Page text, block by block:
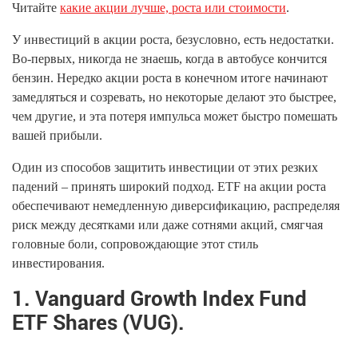
Читайте какие акции лучше, роста или стоимости.
У инвестиций в акции роста, безусловно, есть недостатки.
Во-первых, никогда не знаешь, когда в автобусе кончится
бензин. Нередко акции роста в конечном итоге начинают
замедляться и созревать, но некоторые делают это быстрее,
чем другие, и эта потеря импульса может быстро помешать
вашей прибыли.
Один из способов защитить инвестиции от этих резких
падений – принять широкий подход. ETF на акции роста
обеспечивают немедленную диверсификацию, распределяя
риск между десятками или даже сотнями акций, смягчая
головные боли, сопровождающие этот стиль
инвестирования.
1. Vanguard Growth Index Fund
ETF Shares (VUG).